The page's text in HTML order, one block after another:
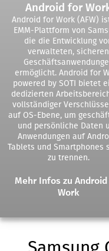
Android for
Android for Work (AFW)
EMM-Plattform von
die die Entwicklung
verwalteten, sicheren
ermöglicht. Android for
powered by SOTI bietet
dedizierten
vollständiger
auf OS-Ebene, um
und persönliche Daten
Anwendungen auf
Tablets und Smartphones
zu trennen.
Mehr Infos zu
Work